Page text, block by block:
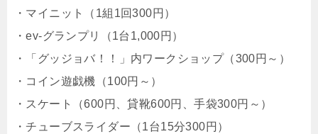
・マイニット（1組1回300円）
・ev-グランプリ（1台1,000円）
・「グッジョバ！！」内ワークショップ（300円～）
・コイン遊戯機（100円～）
・スケート（600円、貸靴600円、手袋300円～）
・チューブスライダー（1台15分300円）